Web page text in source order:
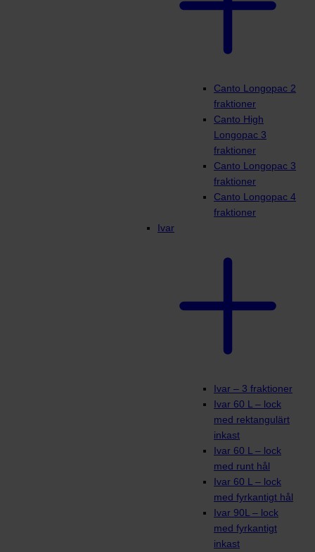
Canto Longopac 2
fraktioner
Canto High
Longopac 3
fraktioner
Canto Longopac 3
fraktioner
Canto Longopac 4
fraktioner
Ivar
Ivar – 3 fraktioner
Ivar 60 L – lock
med rektangulärt
inkast
Ivar 60 L – lock
med runt hål
Ivar 60 L – lock
med fyrkantigt hål
Ivar 90L – lock
med fyrkantigt
inkast